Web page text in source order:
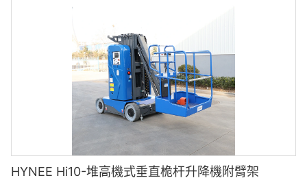
HYNEE Hi10-堆高機式垂直桅杆升降機附臂架